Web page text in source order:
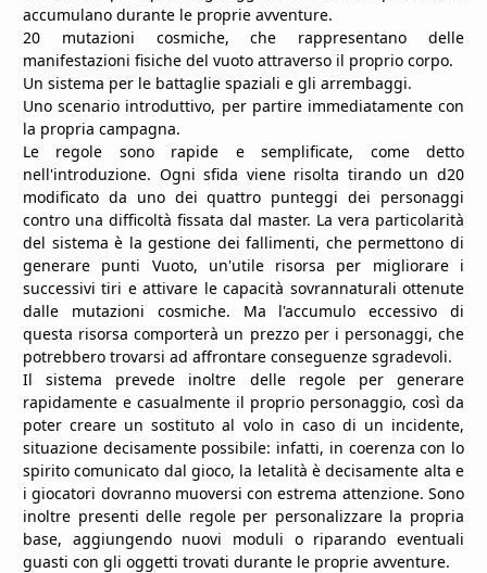
accumulano durante le proprie avventure.
20 mutazioni cosmiche, che rappresentano delle
manifestazioni fisiche del vuoto attraverso il proprio corpo.
Un sistema per le battaglie spaziali e gli arrembaggi.
Uno scenario introduttivo, per partire immediatamente con
la propria campagna.
Le regole sono rapide e semplificate, come detto
nell'introduzione. Ogni sfida viene risolta tirando un d20
modificato da uno dei quattro punteggi dei personaggi
contro una difficoltà fissata dal master. La vera particolarità
del sistema è la gestione dei fallimenti, che permettono di
generare punti Vuoto, un'utile risorsa per migliorare i
successivi tiri e attivare le capacità sovrannaturali ottenute
dalle mutazioni cosmiche. Ma l'accumulo eccessivo di
questa risorsa comporterà un prezzo per i personaggi, che
potrebbero trovarsi ad affrontare conseguenze sgradevoli.
Il sistema prevede inoltre delle regole per generare
rapidamente e casualmente il proprio personaggio, così da
poter creare un sostituto al volo in caso di un incidente,
situazione decisamente possibile: infatti, in coerenza con lo
spirito comunicato dal gioco, la letalità è decisamente alta e
i giocatori dovranno muoversi con estrema attenzione. Sono
inoltre presenti delle regole per personalizzare la propria
base, aggiungendo nuovi moduli o riparando eventuali
guasti con gli oggetti trovati durante le proprie avventure.